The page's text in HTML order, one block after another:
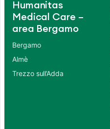
Humanitas
Medical Care –
area Bergamo
Bergamo
Almè
Trezzo sull’Adda